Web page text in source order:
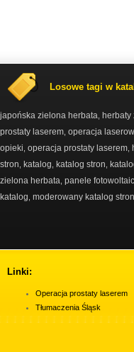
Losowe tagi w
japońska zielona herbata herbaty
prostaty laserem operacja
opieki operacja prostaty laserem
stron
katalog katalog stron
zielona herbata panele
katalog moderowany katalog stron
Linki:
Operacja prostaty laserem
Tłumaczenia Śląsk